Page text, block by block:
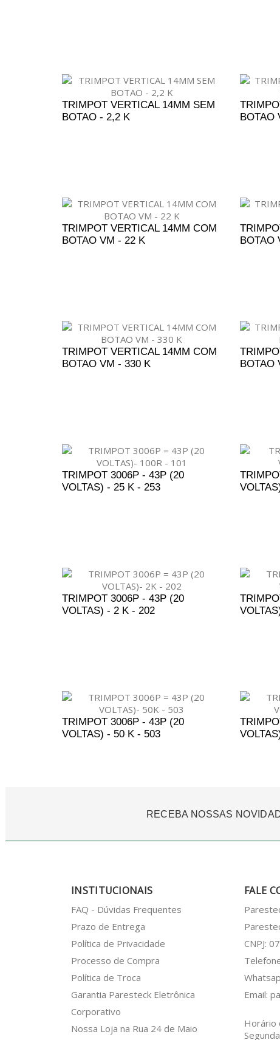
TRIMPOT VERTICAL 14MM SEM
BOTAO - 2,2 K
BOTAO
TRIMPOT VERTICAL 14MM COM
BOTAO VM - 22 K
BOTAO
TRIMPOT VERTICAL 14MM COM
BOTAO VM - 330 K
BOTAO
TRIMPOT 3006P - 43P (20
VOLTAS) - 25 K - 253
TRIMPOT 3006P - 43P (20
VOLTAS) - 2 K - 202
TRIMPOT 3006P - 43P (20
VOLTAS) - 50 K - 503
RECEBA NOSSAS
INSTITUCIONAIS
FAQ - Dúvidas Frequentes
Prazo de Entrega
Política de Privacidade
Processo de Compra
Política de Troca
Garantia Paresteck Eletrônica
Corporativo
Nossa Loja na Rua 24 de Maio
FALE
CNPJ:
Email:
Horário